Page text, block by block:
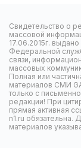
Свидетельство о
массовой
17.06.2015г.
Федеральной
связи,
массовых
Полная или
материалов СМИ
только с
редакции! При
прямая активная
n1.ru обязательна.
материалов